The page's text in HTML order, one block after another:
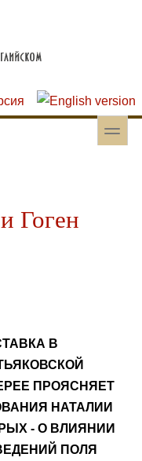
toggle
Гоген
В
ПРОЯСНЯЕТ
НАТАЛИИ
- О ВЛИЯНИИ
ПОЛЯ